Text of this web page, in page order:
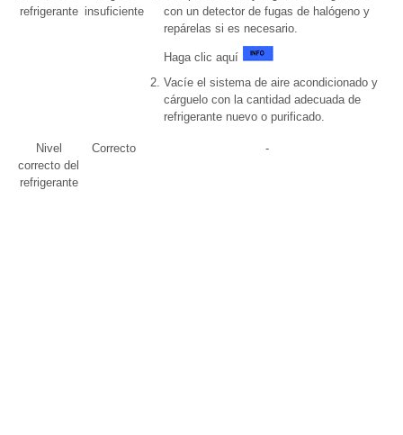
refrigerante insuficiente
con un detector de fugas de halógeno y
repárelas si es necesario.
Haga clic aquí
Vacíe el sistema de aire acondicionado y
cárguelo con la cantidad adecuada de
refrigerante nuevo o purificado.
Nivel
correcto del
refrigerante
Correcto -